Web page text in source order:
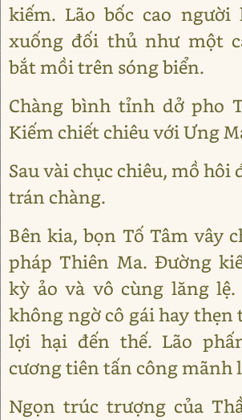
kiếm. Lão bốc cao
xuống đối thủ như một
bắt mồi trên sóng biển.
Chàng bình tỉnh dở pho
Kiếm chiết chiêu với Ưng
Sau vài chục chiêu, mồ hôi
trán chàng.
Bên kia, bọn Tố Tâm vây
pháp Thiên Ma. Đường
kỳ ảo và vô cùng lăng lệ.
không ngờ cô gái hay
lợi hại đến thế. Lão
cương tiên tấn công mãnh
Ngọn trúc trượng của